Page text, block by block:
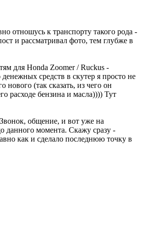
отношусь к транспорту такого рода -
и рассматривал фото, тем глубже в
для Honda Zoomer / Ruckus -
средств в скутер я просто не
(так сказать, из чего он
расходе бензина и масла)))) Тут
общение, и вот уже на
данного момента. Скажу сразу -
как и сделало последнюю точку в